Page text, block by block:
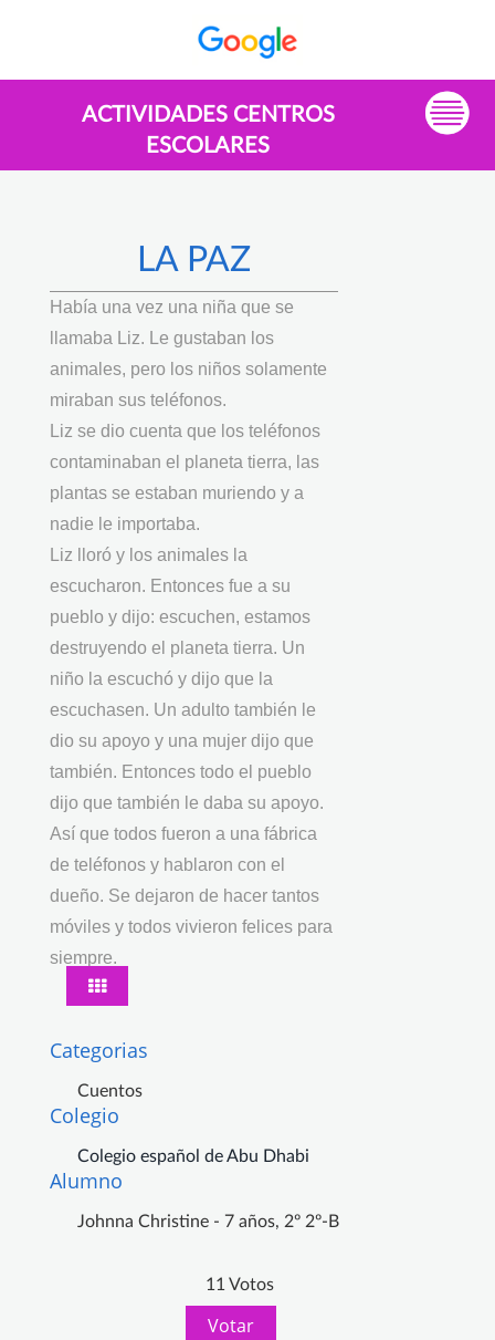
ACTIVIDADES CENTROS
ESCOLARES
LA PAZ
Había una vez una niña que se
llamaba Liz. Le gustaban los
animales, pero los niños solamente
miraban sus teléfonos.
Liz se dio cuenta que los teléfonos
contaminaban el planeta tierra, las
plantas se estaban muriendo y a
nadie le importaba.
Liz lloró y los animales la
escucharon. Entonces fue a su
pueblo y dijo: escuchen, estamos
destruyendo el planeta tierra. Un
niño la escuchó y dijo que la
escuchasen. Un adulto también le
dio su apoyo y una mujer dijo que
también. Entonces todo el pueblo
dijo que también le daba su apoyo.
Así que todos fueron a una fábrica
de teléfonos y hablaron con el
dueño. Se dejaron de hacer tantos
móviles y todos vivieron felices para
siempre.
Categorias
Cuentos
Colegio
Colegio español de Abu Dhabi
Alumno
Johnna Christine - 7 años, 2º 2º-B
11 Votos
Votar